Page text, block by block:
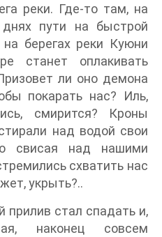
реки. Где-то там, на
пути на быстрой
берегах реки Куюни
станет оплакивать
ли оно демона
покарать нас? Иль,
смирится? Кроны
над водой свои
свисая над нашими
схватить нас
укрыть?..
прилив стал спадать и,
наконец совсем